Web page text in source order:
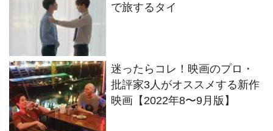
で旅するタイ
迷ったらコレ！映画のプロ・
批評家3人がオススメする新作
映画【2022年8〜9月版】